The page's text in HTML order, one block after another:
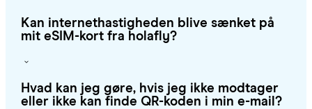
Kan internethastigheden blive sænket på
mit eSIM-kort fra holafly?
Hvad kan jeg gøre, hvis jeg ikke modtager
eller ikke kan finde QR-koden i min e-mail?